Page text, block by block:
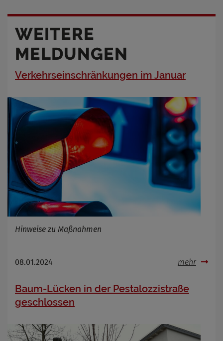
WEITERE
MELDUNGEN
Verkehrseinschränkungen im Januar
Hinweise zu Maßnahmen
08.01.2024 mehr
Baum-Lücken in der Pestalozzistraße
geschlossen